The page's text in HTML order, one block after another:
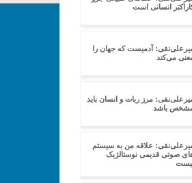
انسانی است
آدمیست که جهان را
می‌کند
مرز ربات و انسان باید
باشد
علاقه من به سیستم
صوتی قدیمی نوستالژیک